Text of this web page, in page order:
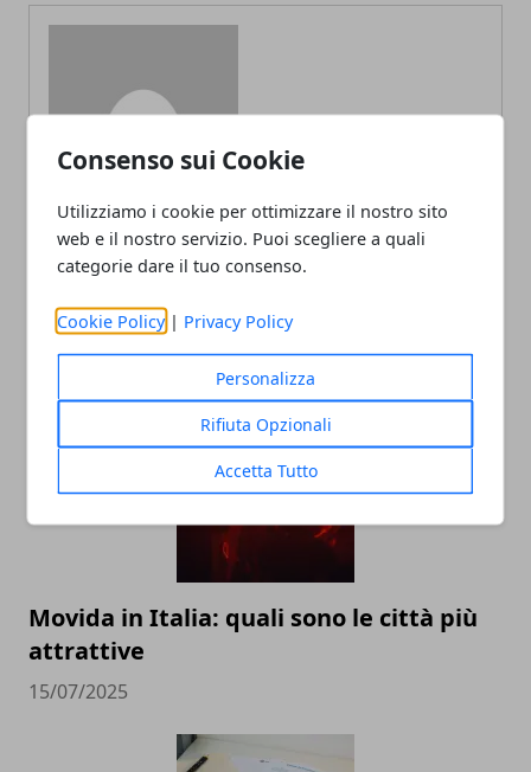
Consenso sui Cookie
Utilizziamo i cookie per ottimizzare il nostro sito
web e il nostro servizio. Puoi scegliere a quali
categorie dare il tuo consenso.
Cookie Policy | Privacy Policy
Personalizza
Rifiuta Opzionali
Accetta Tutto
ARTICOLI CORRELATI
Movida in Italia: quali sono le città più
attrattive
15/07/2025